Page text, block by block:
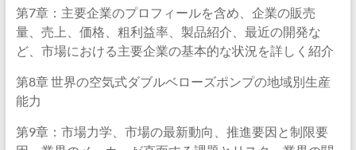
第7章：主要企業のプロフィールを含め、企業の販売
量、売上、価格、粗利益率、製品紹介、最近の開発な
ど、市場における主要企業の基本的な状況を詳しく紹介
第8章 世界の空気式ダブルベローズポンプの地域別生産
能力
第9章：市場力学、市場の最新動向、推進要因と制限要